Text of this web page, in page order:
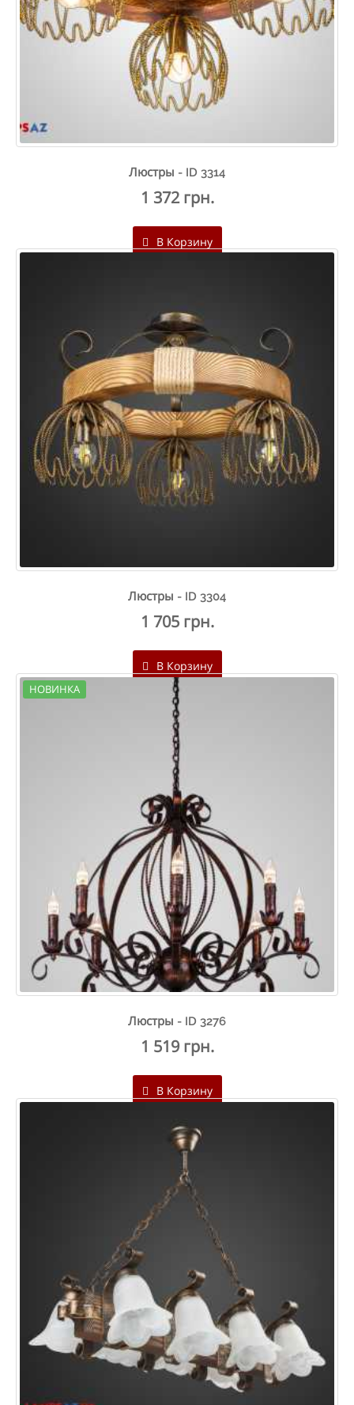
Люстры - ID 3314
1 372 грн.
В Корзину
Люстры - ID 3304
1 705 грн.
В Корзину
НОВИНКА
Люстры - ID 3276
1 519 грн.
В Корзину